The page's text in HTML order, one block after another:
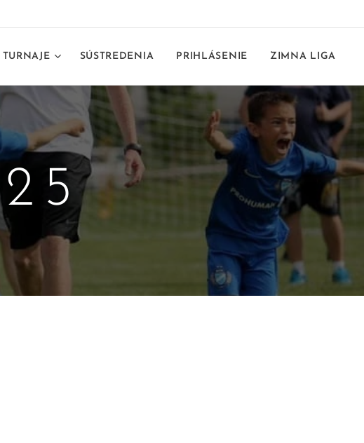
TURNAJE SÚSTREDENIA PRIHLÁSENIE ZIMNA LIGA